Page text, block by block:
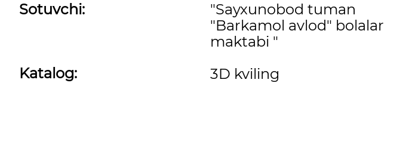
Sotuvchi:
Katalog:
"Sayxunobod tuman
"Barkamol avlod" bolalar
maktabi "
3D kviling